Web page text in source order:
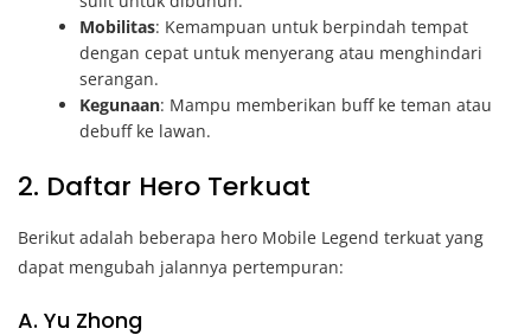
Mobilitas: Kemampuan untuk berpindah tempat
dengan cepat untuk menyerang atau menghindari
serangan.
Kegunaan: Mampu memberikan buff ke teman atau
debuff ke lawan.
2. Daftar Hero Terkuat
Berikut adalah beberapa hero Mobile Legend terkuat yang
dapat mengubah jalannya pertempuran:
A. Yu Zhong